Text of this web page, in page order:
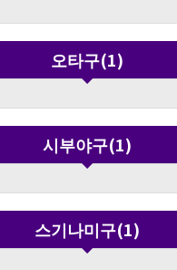
다나카 타츠야와의 컬래버레이션
사진가이자 ‘미타테
진행됩니다. 그동안
음으로 전시하며, 본
는 “놀이공원”입니
있는 분위기 속에서
구’는 스위스에서
1980년에 원형이 되
오타구(1)
시부야구(1)
스기나미구(1)